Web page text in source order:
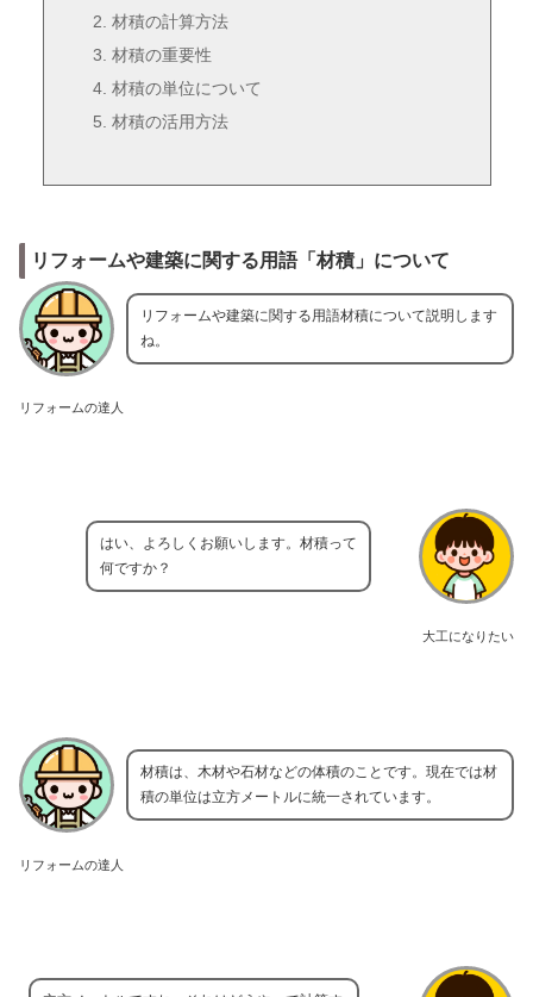
材積の計算方法
材積の重要性
材積の単位について
材積の活用方法
リフォームや建築に関する用語「材積」について
リフォームの達人
リフォームや建築に関する用語材積について説明します
ね。
大工になりたい
はい、よろしくお願いします。材積って
何ですか？
リフォームの達人
材積は、木材や石材などの体積のことです。現在では材
積の単位は立方メートルに統一されています。